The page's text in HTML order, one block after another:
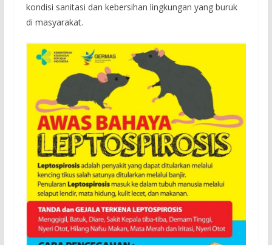
kondisi sanitasi dan kebersihan lingkungan yang buruk
di masyarakat.